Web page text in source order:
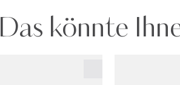
Das könnte